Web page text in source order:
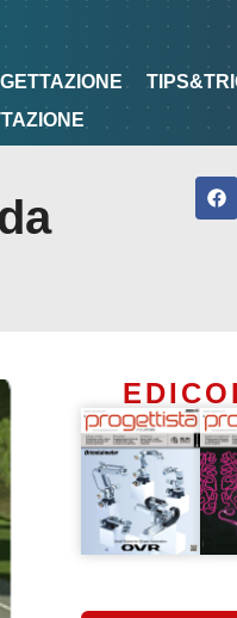
DI